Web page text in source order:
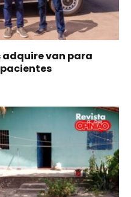
adquire van para